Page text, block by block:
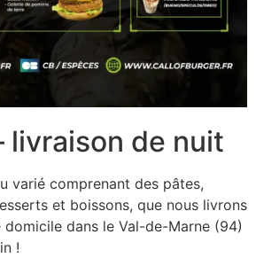
livraison de nuit
varié comprenant des pâtes,
et boissons, que nous livrons
dans le Val-de-Marne (94)
!